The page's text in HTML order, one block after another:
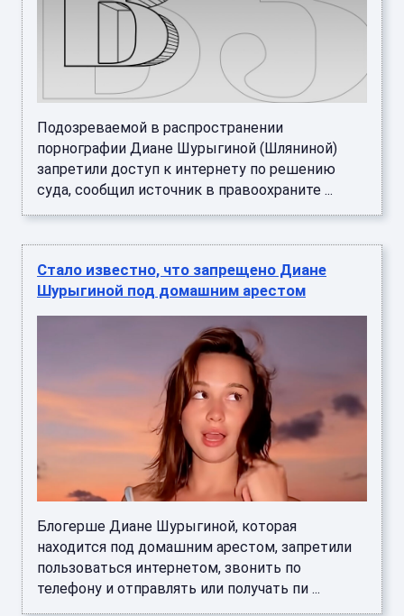
Подозреваемой в распространении
порнографии Диане Шурыгиной (Шляниной)
запретили доступ к интернету по решению
суда, сообщил источник в правоохраните ...
Стало известно, что запрещено Диане
Шурыгиной под домашним арестом
Блогерше Диане Шурыгиной, которая
находится под домашним арестом, запретили
пользоваться интернетом, звонить по
телефону и отправлять или получать пи ...